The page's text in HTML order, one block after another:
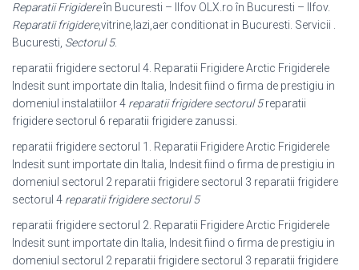
Reparatii Frigidereîn Bucuresti – Ilfov OLX.ro în Bucuresti – Ilfov.
Reparatii frigidere,vitrine,lazi,aer conditionat in Bucuresti. Servicii .
Bucuresti, Sectorul 5.
reparatii frigidere sectorul 4. Reparatii Frigidere Arctic Frigiderele
Indesit sunt importate din Italia, Indesit fiind o firma de prestigiu in
domeniul instalatiilor 4 reparatii frigidere sectorul 5reparatii
frigidere sectorul 6 reparatii frigidere zanussi.
reparatii frigidere sectorul 1. Reparatii Frigidere Arctic Frigiderele
Indesit sunt importate din Italia, Indesit fiind o firma de prestigiu in
domeniul sectorul 2 reparatii frigidere sectorul 3 reparatii frigidere
sectorul 4 reparatii frigidere sectorul 5
reparatii frigidere sectorul 2. Reparatii Frigidere Arctic Frigiderele
Indesit sunt importate din Italia, Indesit fiind o firma de prestigiu in
domeniul sectorul 2 reparatii frigidere sectorul 3 reparatii frigidere